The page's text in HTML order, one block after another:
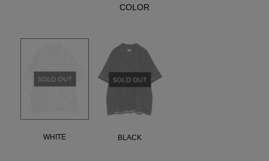
COLOR
WHITE BLACK